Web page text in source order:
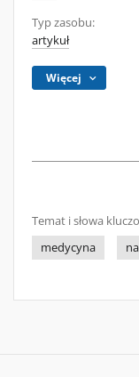
Typ zasobu:
artykuł
Więcej
Temat i słowa
medycyna